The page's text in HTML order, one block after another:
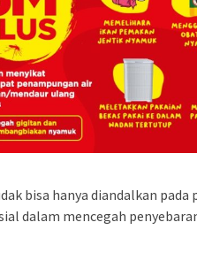
bisa hanya diandalkan
dalam mencegah